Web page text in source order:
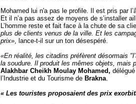
Mohamed lui n'a pas le profile. Il est pris par
Et il n’a pas assez de moyens de s’installer
L’homme reste et fait face à la chute de sa
plus de clients venus de la ville. Et les
prix», lance-t-il sur un ton désespéré.
«En réalité, les citadins préfèrent désormais
la soudure. Il produit les mêmes objets, mais
Alakhbar Cheikh Moulay Mohamed,
l’Industrie et du Tourisme de Brakna.
« Les touristes proposaient des prix